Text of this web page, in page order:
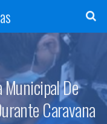
Municipal De
Caravana